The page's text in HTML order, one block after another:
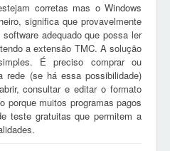
corretas mas o Windows
significa que provavelmente
adequado que possa ler
a extensão TMC. A solução
É preciso comprar ou
rede (se há essa possibilidade)
consultar e editar o formato
porque muitos programas pagos
teste gratuitas que permitem a